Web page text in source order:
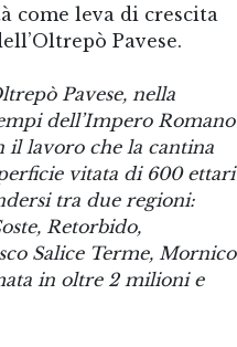
come leva di crescita
Pavese.
Pavese, nella
dell’Impero Romano
il lavoro che la cantina
vitata di 600 ettari
tra due regioni:
Retorbido,
Salice Terme, Mornico
in oltre 2 milioni e